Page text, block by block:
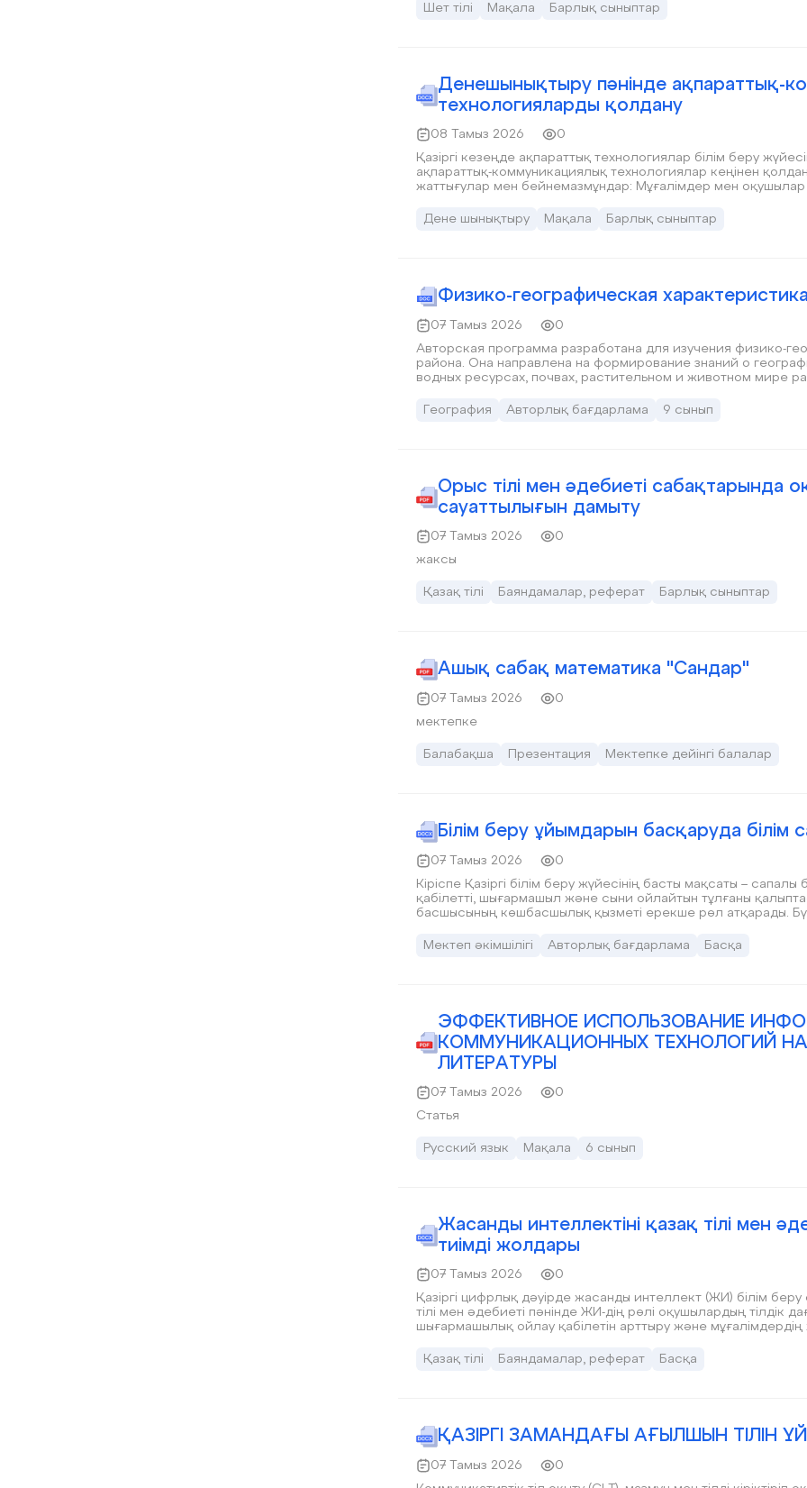
Шет тілі Мақала Барлық сыныптар
Денешынықтыру пәнінде ақпараттық-
технологияларды қолдану
08 Тамыз 2026
0
Қазіргі кезеңде ақпараттық технологиялар білім беру
ақпараттық-коммуникациялық технологиялар кеңінен
жаттығулар мен бейнемазмұндар: Мұғалімдер мен
тиімді.
Дене шынықтыру Мақала Барлық сыныптар
Физико-географическая
07 Тамыз 2026
0
Авторская программа разработана для изучения физико-
района. Она направлена на формирование знаний о
водных ресурсах, почвах, растительном и животном мире
География
Авторлық бағдарлама 9 сынып
Орыс тілі мен әдебиеті сабақтарында
сауаттылығын дамыту
07 Тамыз 2026
0
жаксы
Қазақ тілі Баяндамалар, реферат Барлық сыныптар
Ашық сабақ математика "Сандар"
07 Тамыз 2026
0
мектепке
Балабақша Презентация Мектепке дейінгі балалар
Білім беру ұйымдарын басқаруда білім
07 Тамыз 2026
0
Кіріспе Қазіргі білім беру жүйесінің басты мақсаты –
қабілетті, шығармашыл және сыни ойлайтын тұлғаны
басшысының көшбасшылық қызметі ерекше рөл атқарады.
қалыптастыратын және тәжірибесін ғылыми
Зерттеу қызметіне негізделген басқару – мектептің даму
Мектеп әкімшілігі Авторлық бағдарлама Басқа
ЭФФЕКТИВНОЕ ИСПОЛЬЗОВАНИЕ
КОММУНИКАЦИОННЫХ ТЕХНОЛОГИЙ
ЛИТЕРАТУРЫ
07 Тамыз 2026
0
Статья
Русский язык Мақала 6 сынып
Жасанды интеллектіні қазақ тілі мен
тиімді жолдары
07 Тамыз 2026
0
Қазіргі цифрлық дәуірде жасанды интеллект (ЖИ) білім
тілі мен әдебиеті пәнінде ЖИ-дің рөлі оқушылардың тілдік
шығармашылық ойлау қабілетін арттыру және
қарастырылады.
Қазақ тілі Баяндамалар, реферат Басқа
ҚАЗІРГІ ЗАМАНДАҒЫ АҒЫЛШЫН ТІЛІН
07 Тамыз 2026
0